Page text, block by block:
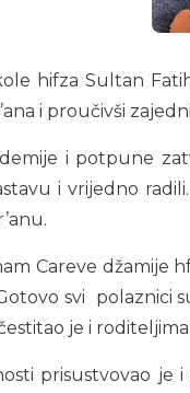
hifza Sultan
i proučivši
i potpune
i vrijedno
Careve džamije
svi polaznici
je i
prisustvovao je